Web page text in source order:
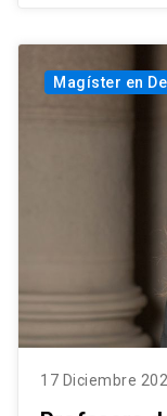
Magíster en
17 Diciembre